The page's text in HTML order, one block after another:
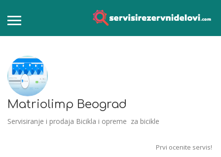
Matriolimp Beograd
Servisiranje i prodaja Bicikla i opreme za bicikle
Prvi ocenite servis!